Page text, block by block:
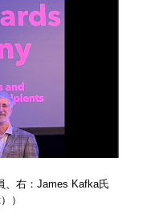
、右：James Kafka氏
）